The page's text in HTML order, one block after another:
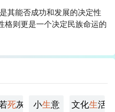
其能否成功和发展的决定性
格则更是一个决定民族命运的
死灰 小生意 文化生活